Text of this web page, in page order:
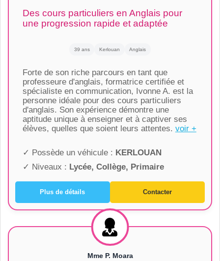
Des cours particuliers en Anglais pour
une progression rapide et adaptée
39 ans Kerlouan Anglais
Forte de son riche parcours en tant que
professeure d'anglais, formatrice certifiée et
spécialiste en communication, Ivonne A. est la
personne idéale pour des cours particuliers
d'anglais. Son expérience démontre une
aptitude unique à enseigner et à captiver ses
élèves, quelles que soient leurs attentes. voir +
✓ Possède un véhicule : KERLOUAN
✓ Niveaux : Lycée, Collège, Primaire
Plus de détails Contacter
Mme P. Moara